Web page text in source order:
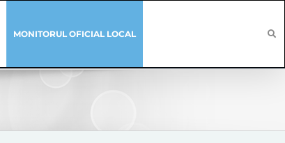
MONITORUL OFICIAL LOCAL